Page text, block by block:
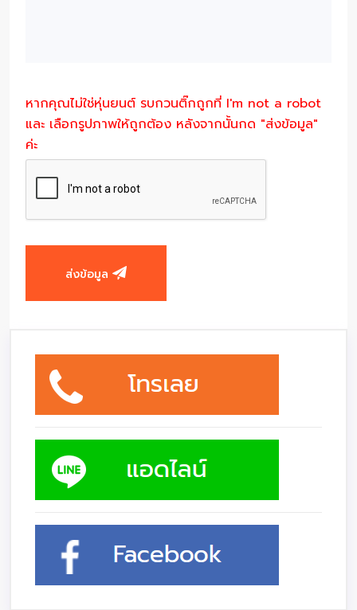
หากคุณไม่ใช่หุ่นยนต์ รบกวนติ๊กถูกที่ I'm not a robot
และ เลือกรูปภาพให้ถูกต้อง หลังจากนั้นกด "ส่งข้อมูล"
ค่ะ
ส่งข้อมูล